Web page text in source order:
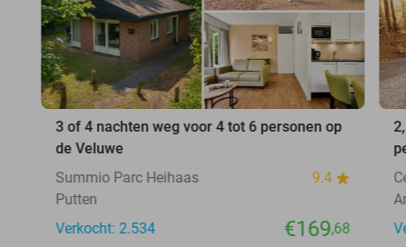
3 of 4 nachten weg voor 4 tot 6 personen op
de Veluwe
Summio Parc Heihaas
9.4
Putten
Verkocht: 2.534
€169,68